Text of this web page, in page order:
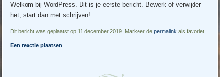
Welkom bij WordPress. Dit is je eerste bericht. Bewerk of verwijder
het, start dan met schrijven!
Dit bericht was geplaatst op 11 december 2019. Markeer depermalink als favoriet.
Een reactie plaatsen